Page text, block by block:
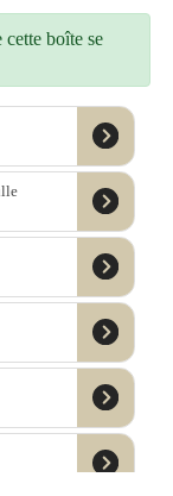
boîte se